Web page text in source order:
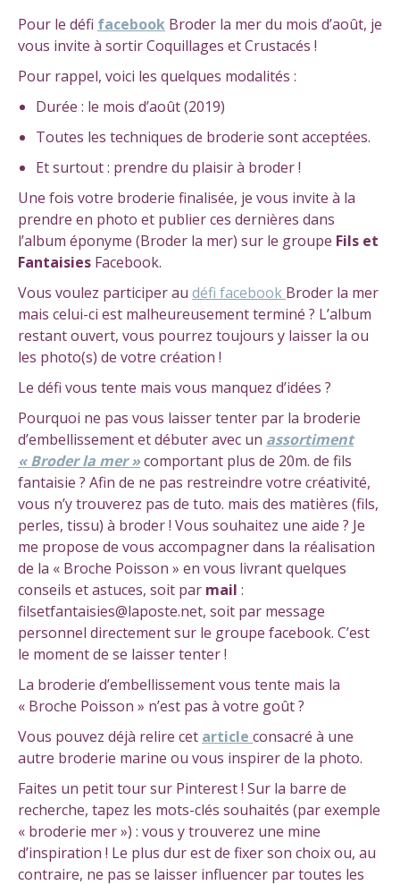
Pour le défi facebook Broder la mer du mois d’août, je
vous invite à sortir Coquillages et Crustacés !
Pour rappel, voici les quelques modalités :
Durée : le mois d’août (2019)
Toutes les techniques de broderie sont acceptées.
Et surtout : prendre du plaisir à broder !
Une fois votre broderie finalisée, je vous invite à la
prendre en photo et publier ces dernières dans
l’album éponyme (Broder la mer) sur le groupe Fils et
Fantaisies Facebook.
Vous voulez participer au défi facebook Broder la mer
mais celui-ci est malheureusement terminé ? L’album
restant ouvert, vous pourrez toujours y laisser la ou
les photo(s) de votre création !
Le défi vous tente mais vous manquez d’idées ?
Pourquoi ne pas vous laisser tenter par la broderie
d’embellissement et débuter avec un assortiment
« Broder la mer »comportant plus de 20m. de fils
fantaisie ? Afin de ne pas restreindre votre créativité,
vous n’y trouverez pas de tuto. mais des matières (fils,
perles, tissu) à broder ! Vous souhaitez une aide ? Je
me propose de vous accompagner dans la réalisation
de la « Broche Poisson » en vous livrant quelques
conseils et astuces, soit par mail :
filsetfantaisies@laposte.net, soit par message
personnel directement sur le groupe facebook. C’est
le moment de se laisser tenter !
La broderie d’embellissement vous tente mais la
« Broche Poisson » n’est pas à votre goût ?
Vous pouvez déjà relire cet article consacré à une
autre broderie marine ou vous inspirer de la photo.
Faites un petit tour sur Pinterest ! Sur la barre de
recherche, tapez les mots-clés souhaités (par exemple
« broderie mer ») : vous y trouverez une mine
d’inspiration ! Le plus dur est de fixer son choix ou, au
contraire, ne pas se laisser influencer par toutes les